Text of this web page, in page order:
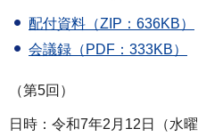
配付資料（ZIP：636KB）
会議録（PDF：333KB）
（第5回）
日時：令和7年2月12日（水